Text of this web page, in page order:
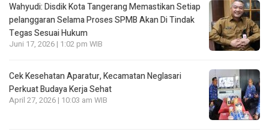
Wahyudi: Disdik Kota Tangerang Memastikan Setiap
pelanggaran Selama Proses SPMB Akan Di Tindak
Tegas Sesuai Hukum
Juni 17, 2026 | 1:02 pm WIB
Cek Kesehatan Aparatur, Kecamatan Neglasari
Perkuat Budaya Kerja Sehat
April 27, 2026 | 10:03 am WIB